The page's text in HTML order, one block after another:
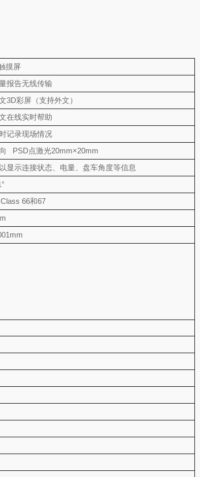
摸屏
报告无线传输
3D彩屏（支持外文）
在线实时帮助
记录现场情况
PSD点激光20mm×20mm
显示连接状态、电量、盘车角度等信息
66和67